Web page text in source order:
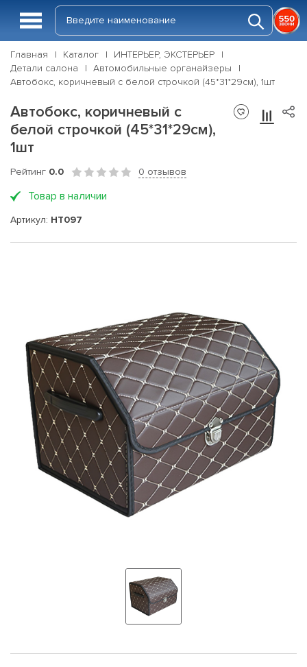
Главная Каталог
ИНТЕРЬЕР, ЭКСТЕРЬЕР
Детали салона
Автомобильные органайзеры
Автобокс, коричневый с белой строчкой (45*31*29см), 1шт
Автобокс, коричневый с
белой строчкой (45*31*29см),
1шт
Рейтинг 0.0 0 отзывов
Товар в наличии
Артикул: HT097